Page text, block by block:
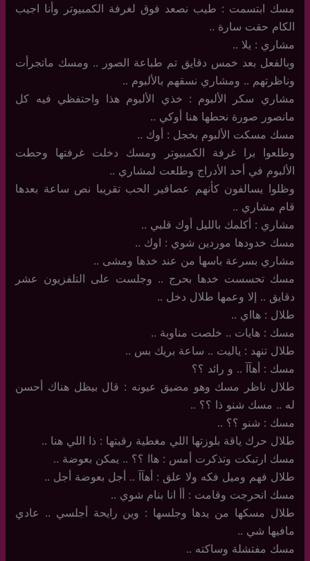
مسك ابتسمت : طيب نصعد فوق لغرفة الكمبيوتر وأنا اجيب
الكام حقت سارة ..
مشاري : يلا ..
وبالفعل بعد خمس دقايق تم طباعة الصور .. ومسك ماتجرأت
وناظرتهم .. ومشاري نسقهم بالألبوم ..
مشاري سكر الألبوم : خذي الألبوم هذا واحتفظي فيه كل
مانصور صورة نحطها هنا أوكي ..
مسك مسكت الألبوم بخجل : أوك ..
وطلعوا برا غرفة الكمبيوتر ومسك دخلت غرفتها وحطت
الألبوم في أحد الأدراج وطلعت لمشاري ..
وظلوا يسالفون كأنهم عصافير الحب تقريبا نص ساعة بعدها
قام مشاري ..
مشاري : أكلمك بالليل أوك قلبي ..
مسك خدودها موردين شوي : اوك ..
مشاري بسرعة باسها من عند خدها ومشى ..
مسك تحسست خدها بحرج .. وجلست على التلفزيون عشر
دقايق .. إلا وعمها طلال دخل ..
طلال : هااي ..
مسك : هايات .. خلصت مناوبة ..
طلال تنهد : ياليت .. ساعة بريك بس ..
مسك : أهآآ .. و رائد ؟؟
طلال ناظر مسك وهو مضيق عيونه : قال بيظل هناك أحسن
له .. مسك شنو ذا ؟؟ ..
مسك : شنو ؟؟ ..
طلال حرك ياقة بلوزتها اللي مغطية رقبتها : ذا اللي هنا ..
مسك ارتبكت وتذكرت أمس : هاا ؟؟ .. يمكن بعوضة ..
طلال فهم وميل فكه ولا علق : أهآآ .. أجل بعوضة أجل ..
مسك انحرجت وقامت : أأ انا بنام شوي ..
طلال مسكها من يدها وجلسها : وين رايحة أجلسي .. عادي
مافيها شي ..
مسك مفتشلة وساكته ..